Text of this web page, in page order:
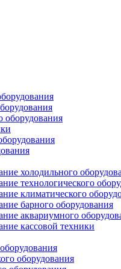
оборудования
холодильного
технологического
климатического
барного оборудования
аквариумного
кассовой техники
оборудования